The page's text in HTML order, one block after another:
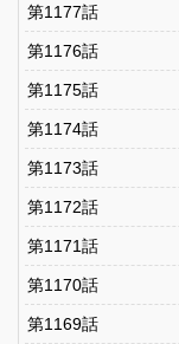
第1177話
第1176話
第1175話
第1174話
第1173話
第1172話
第1171話
第1170話
第1169話